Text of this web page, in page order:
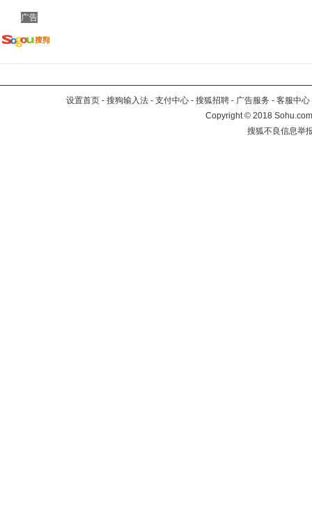
广告
设置首页 - 搜狗输入法 - 支付中心 - 搜狐招聘 - 广告服务 - 客服中心
Copyright©2018
搜狐不良信息举